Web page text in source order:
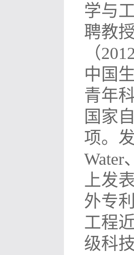
学与
聘教
（
中国
青年
国家
项。
Water
上发
外专
工程
级科